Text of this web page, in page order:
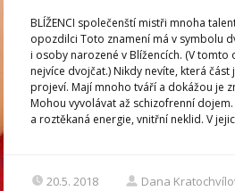
BLÍŽENCI společenští mistři mnoha
opozdilci Toto znamení má v symbolu
i osoby narozené v Blížencích. (V
nejvíce dvojčat.) Nikdy nevíte, která
projeví. Mají mnoho tváří a dokážou je
Mohou vyvolávat až schizofrenní
a roztěkaná energie, vnitřní neklid. V
20.5. 2018 Dana